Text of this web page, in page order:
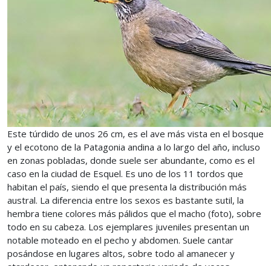
Este túrdido de unos 26 cm, es el ave más vista en el bosque
y el ecotono de la Patagonia andina a lo largo del año, incluso
en zonas pobladas, donde suele ser abundante, como es el
caso en la ciudad de Esquel. Es uno de los 11 tordos que
habitan el país, siendo el que presenta la distribución más
austral. La diferencia entre los sexos es bastante sutil, la
hembra tiene colores más pálidos que el macho (foto), sobre
todo en su cabeza. Los ejemplares juveniles presentan un
notable moteado en el pecho y abdomen. Suele cantar
posándose en lugares altos, sobre todo al amanecer y